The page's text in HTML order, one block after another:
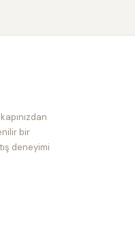
bir
deneyimi